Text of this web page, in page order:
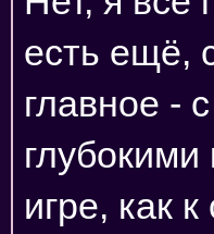
есть ещё,
главное -
игре, как